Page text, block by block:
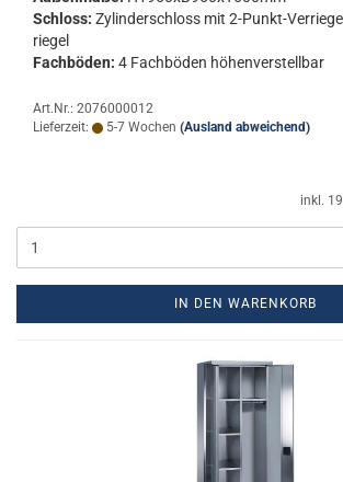
Schloss: Zy­lin­der­schloss mit 2-​Punkt-
rie­gel
Fach­bö­den: 4 Fach­bö­den hö­hen­ver­stell­bar
Art.Nr.: 2076000012
Lieferzeit:
5-7 Wochen (Ausland abweichend)
inkl.
IN DEN WARENKORB